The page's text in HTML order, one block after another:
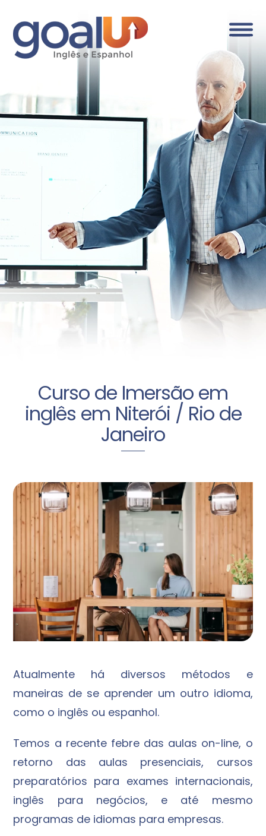
Curso de Imersão em
inglês em Niterói / Rio de
Janeiro
Atualmente há diversos métodos e
maneiras de se aprender um outro idioma,
como o inglês ou espanhol.
Temos a recente febre das aulas on-line, o
retorno das aulas presenciais, cursos
preparatórios para exames internacionais,
inglês para negócios, e até mesmo
programas de idiomas para empresas.